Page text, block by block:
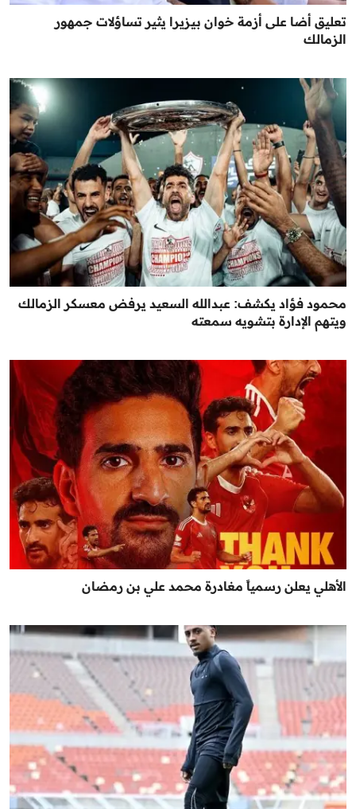
تعليق أضا على أزمة خوان بيزيرا يثير تساؤلات جمهور
الزمالك
محمود فؤاد يكشف: عبدالله السعيد يرفض معسكر الزمالك
ويتهم الإدارة بتشويه سمعته
الأهلي يعلن رسمياً مغادرة محمد علي بن رمضان